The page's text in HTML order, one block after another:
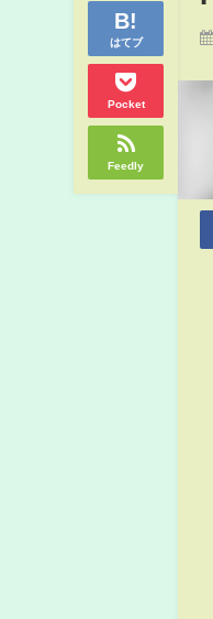
はてブ
Pocket
Feedly